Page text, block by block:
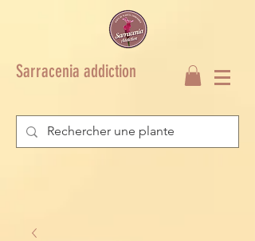
Sarracenia addiction